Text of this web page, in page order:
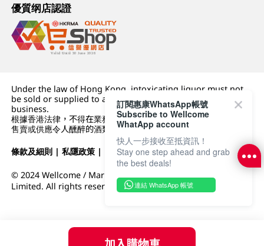
優質纲店認證
Under the law of Hong Kong, intoxicating liquor must not
be sold or supplied to a minor (under 18) in the course of
business.
根據香港法律，不得在業務過程中，向未成年人 (18 歲以下人士)
售賣或供應令人醺醉的酒類。
條款及細則 |私隱政策 | DFI零售集團
© 2024 Wellcome / Market Place. The Dairy Farm Company
Limited. All rights reserved.
訂閱惠康WhatsApp帳號
Subscribe to Wellcome
WhatApp account
快人一步接收至抵資訊！
Stay one step ahead and grab
the best deals!
連結 WhatsApp 帳號